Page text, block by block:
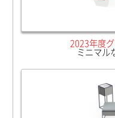
2023年度
ミニマル